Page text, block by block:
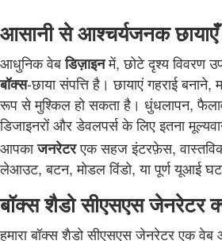
आसानी से आश्चर्यजनक छायाएँ
आधुनिक वेबडिज़ाइनमें, छोटे दृश्य विवरण
बॉक्स-छाया संपत्ति है। छायाएं गहराई
रूप से मुश्किल हो सकता है। धुंधलापन,
डिजाइनरों और डेवलपर्स के लिए इतना
आपकाजनरेटरएक सहज इंटरफ़ेस, वास्तविक
लेआउट, बटन, मोडल विंडो, या पूर्ण यूआई
बॉक्स शैडो सीएसएस जेनरेटर
हमारा बॉक्स शैडो सीएसएस जेनरेटर एक